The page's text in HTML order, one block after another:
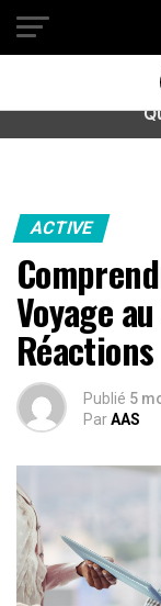
Warning
:
/home/
content/plugins/
ACTIVE
Voyage
Réactions
Publié 5
ParAAS